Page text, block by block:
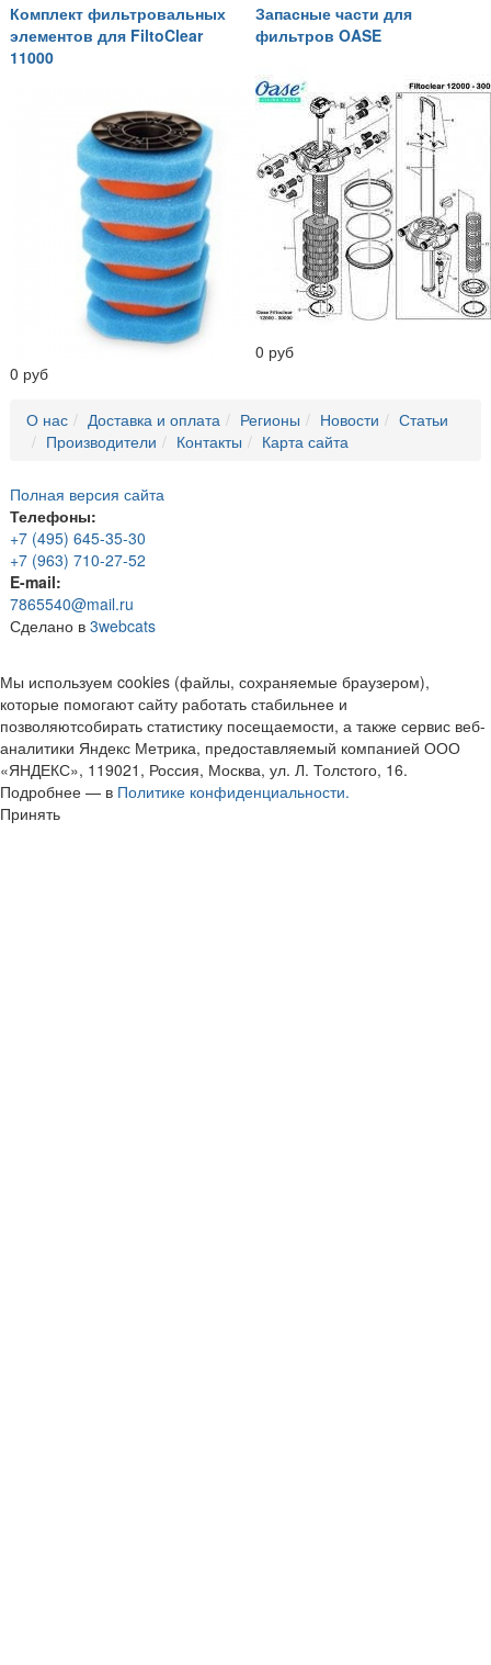
Комплект фильтровальных
элементов для FiltoClear
11000
0 руб
Запасные части для
фильтров OASE
0 руб
О нас Доставка и оплата Регионы Новости
Статьи
Производители
Контакты Карта сайта
Полная версия сайта
Телефоны:
+7 (495) 645-35-30
+7 (963) 710-27-52
E-mail:
7865540@mail.ru
Сделано в 3webcats
Мы используем cookies (файлы, сохраняемые браузером),
которые помогают сайту работать стабильнее и
позволяютсобирать статистику посещаемости, а также сервис веб-
аналитики Яндекс Метрика, предоставляемый компанией ООО
«ЯНДЕКС», 119021, Россия, Москва, ул. Л. Толстого, 16.
Подробнее — в Политике конфиденциальности.
Принять